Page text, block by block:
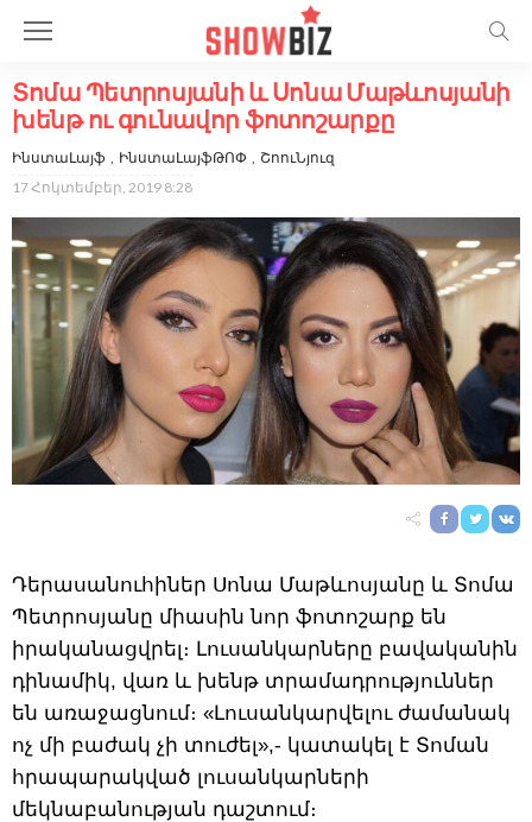
Տոմա Պետրոսյանի և Սոնա Մաթևոսյանի
խենթ ու գունավոր ֆոտոշարքը
ԻնստաԼայֆ ԻնստաԼայֆԹՈՓ
ՇոուՆյուզ
17 Հոկտեմբեր, 2019 8:28
Դերասանուհիներ Սոնա Մաթևոսյանը և Տոմա
Պետրոսյանը միասին նոր ֆոտոշարք են
իրականացվրել։ Լուսանկարները բավականին
դինամիկ, վառ և խենթ տրամադրություններ
են առաջացնում։ «Լուսանկարվելու ժամանակ
ոչ մի բաժակ չի տուժել»,- կատակել է Տոման
հրապարակված լուսանկարների
մեկնաբանության դաշտում։